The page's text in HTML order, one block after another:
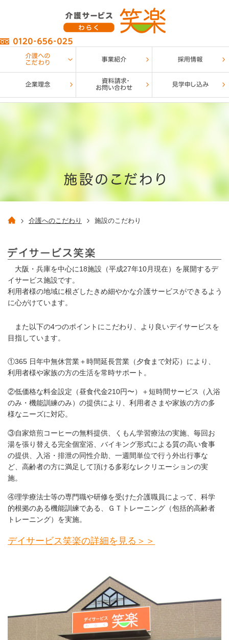
介護へのこだわり 施設のこだわり
大阪・兵庫を中心に18施設（平成27年10月現在）を展開するデ
イサービス施設です。
利用者様の地域に根ざしたきめ細やかな介護サービスができるよう
に心がけています。
また以下の4つのポイントにこだわり、より良いデイサービスを
目指しています。
①365 日年中無休営業＋時間延長営業（夕食まで対応）により、
利用者様や家族の方の生活を常時サポート。
②低価格な料金設定（昼食代金210円〜）＋短時間サービス（入浴
のみ・機能訓練のみ）の提供により、利用者さまや家族の方の多
様なニーズに対応。
③自家焙煎コーヒーの無料提供、くもん学習療法の実施、毎回お
湯を張り替える完全個室浴、バイキング形式による質の高い食事
の提供、入浴・排泄の同性介助、一週間単位で行う外出行事な
ど、高齢者の方に満足して頂ける多彩なレクリエーションの実
施。
④理学療法士等の専門職や研修を受けた介護職員によって、科学
的根拠のある機能訓練である、ＧＴトレーニング（包括的高齢者
トレーニング）を実施。
デイサービス笑楽の詳細を見る＞＞